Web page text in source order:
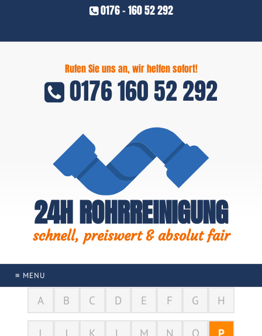
0176 - 160 52 292
Rufen Sie uns an, wir helfen sofort!
0176 160 52 292
24H ROHRREINIGUNG
schnell, preiswert & absolut fair
≡ MENU
A B C D E F G H
I J K L M N O P